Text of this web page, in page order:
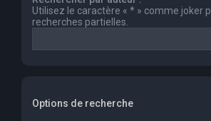
Utilisez le caractère « * » comme joker
recherches partielles.
Options de recherche